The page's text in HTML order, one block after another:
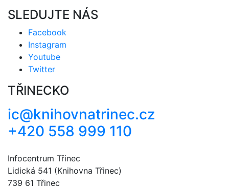
SLEDUJTE NÁS
Facebook
Instagram
Youtube
Twitter
TŘINECKO
ic@knihovnatrinec.cz
+420 558 999 110
Infocentrum Třinec
Lidická 541 (Knihovna Třinec)
739 61 Třinec